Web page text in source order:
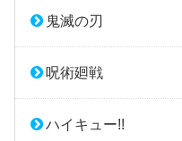
鬼滅の刃
呪術廻戦
ハイキュー!!